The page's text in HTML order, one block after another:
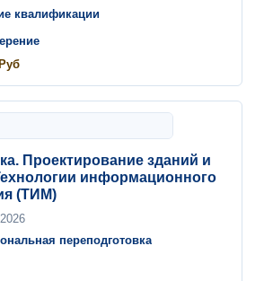
квалификации
Руб
Проектирование зданий и
информационного
(ТИМ)
переподготовка